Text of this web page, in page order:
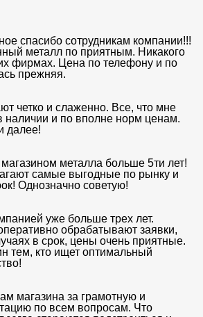
спасибо сотрудникам компании!!!
металл по приятным. Никакого
фирмах. Цена по телефону и по
прежняя.
четко и слаженно. Все, что мне
и по вполне норм ценам.
далее!
металла больше 5ти лет!
самые выгодные по рынку и
Однозначно советую!
уже больше трех лет.
обрабатывают заявки,
в срок, цены очень приятные.
тем, кто ищет оптимальный
магазина за грамотную и
по всем вопросам. Что